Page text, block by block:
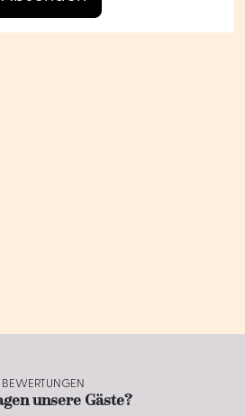
BEWERTUNGEN
unsere Gäste?